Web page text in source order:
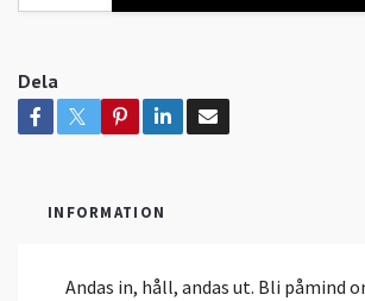
Dela
INFORMATION
Andas in, håll, andas ut. Bli påmind